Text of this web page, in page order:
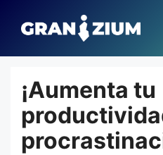
para
conteúdo
¡Aumenta tu